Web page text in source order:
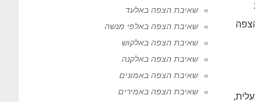
שאיבת הצפה באלעד
שאיבת הצפה באלפי מנשה
שאיבת הצפה באלקוש
שאיבת הצפה באלקנה
שאיבת הצפה באמונים
שאיבת הצפה באמירים